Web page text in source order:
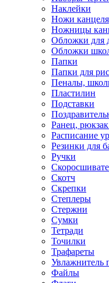
Наклейки
Ножи
Ножницы
Обложки для
Обложки
Папки
Папки для
Пеналы,
Пластилин
Подставки
Ранец,
Расписание
Резинки для
Ручки
Скотч
Скрепки
Степлеры
Стержни
Сумки
Тетради
Точилки
Трафареты
Увлажнитель
Файлы